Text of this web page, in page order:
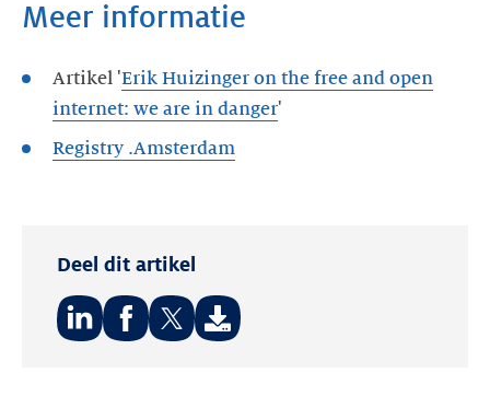
Meer informatie
Artikel 'Erik Huizinger on the free and open
internet: we are in danger'
Registry .Amsterdam
Deel dit artikel